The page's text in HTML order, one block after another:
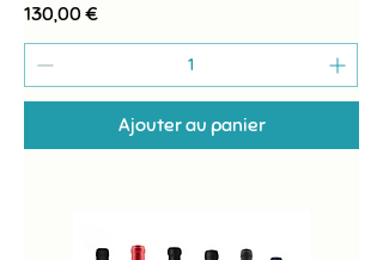
Prix
130,00 €
Ajouter au panier